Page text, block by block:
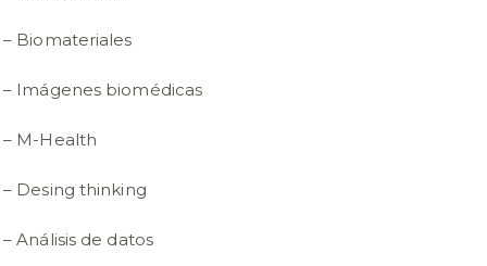
– Biomateriales
– Imágenes biomédicas
– M-Health
– Desing thinking
– Análisis de datos